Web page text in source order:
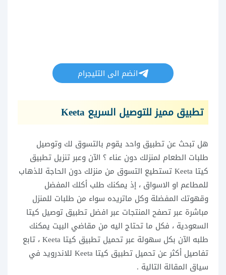
انضم الى التليجرام
تطبيق مميز للتوصيل السريع Keeta
هل تبحث عن تطبيق واحد يقوم بالتسوق لك وتوصيل
طلبات الطعام لمنزلك دون عناء ؟ الآن وعبر تنزيل تطبيق
كيتا Keeta تستطيع التسوق من منزلك دون الحاجة للذهاب
للمطاعم او الاسواق ، إذ يمكنك طلب أكلك المفضل
وقهوتك المفضلة وكل ماتريده سواء من طلبات للمنزل
مباشرة عبر تصفح المنتجات عبر افضل تطبيق توصيل كيتا
السعودية ، فكل ما تحتاج اليه من مقاضي البيت يمكنك
طلبه الآن بكل سهولة عبر تحميل تطبيق كيتا Keeta ، تابع
تفاصيل أكثر عن تحميل تطبيق كيتا Keeta للاندرويد في
سياق المقالة التالية .